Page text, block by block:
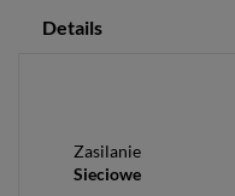
Details
Zasilanie
Sieciowe